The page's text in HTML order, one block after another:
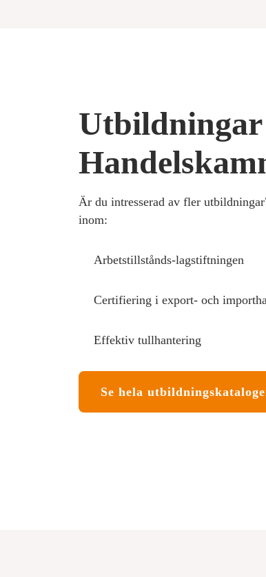
Utbildningar
Är du intresserad av fler
inom:
Arbetstillstånds-lagstiftningen
Certifiering i export- och
Effektiv tullhantering
Se hela